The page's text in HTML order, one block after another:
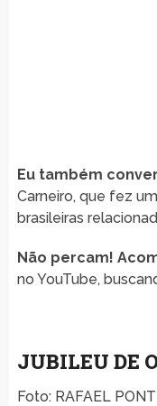
Eu também
Carneiro, que fez
brasileiras
Não percam!
no YouTube,
JUBILEU DE
Foto: RAFAEL